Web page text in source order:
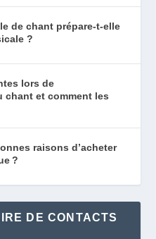
de chant prépare-t-elle
?
lors de
chant et comment les
raisons d’acheter
?
DE CONTACTS